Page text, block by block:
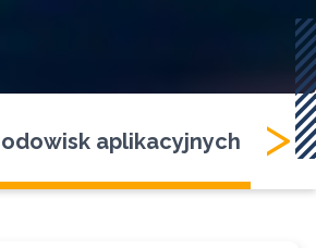
aplikacyjnych >